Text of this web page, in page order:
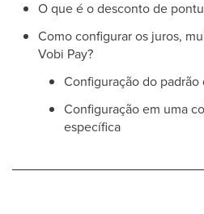
O que é o desconto de
Como configurar os juros,
Vobi Pay?
Configuração do padrão
Configuração em uma
específica